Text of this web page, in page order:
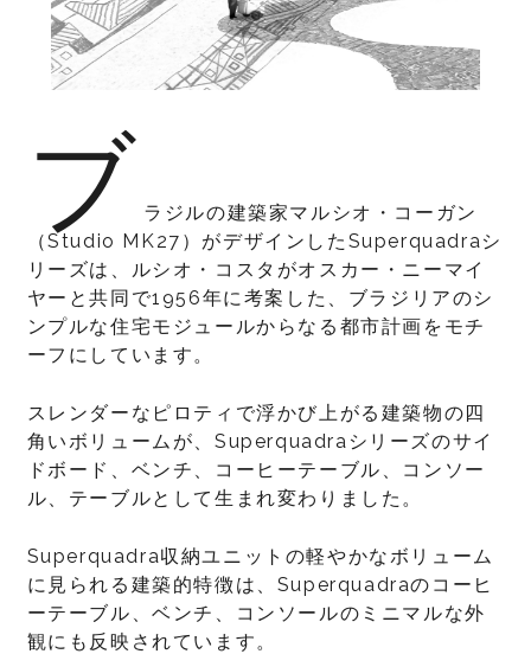
ブ ラジルの建築家マルシオ・コーガン
（Studio MK27）がデザインしたSuperquadraシ
リーズは、ルシオ・コスタがオスカー・ニーマイ
ヤーと共同で1956年に考案した、ブラジリアのシ
ンプルな住宅モジュールからなる都市計画をモチ
ーフにしています。
スレンダーなピロティで浮かび上がる建築物の四
角いボリュームが、Superquadraシリーズのサイ
ドボード、ベンチ、コーヒーテーブル、コンソー
ル、テーブルとして生まれ変わりました。
Superquadra収納ユニットの軽やかなボリューム
に見られる建築的特徴は、Superquadraのコーヒ
ーテーブル、ベンチ、コンソールのミニマルな外
観にも反映されています。